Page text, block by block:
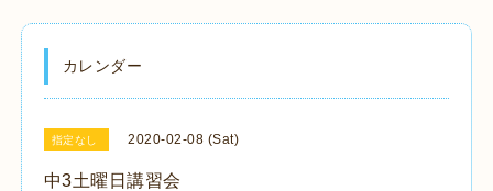
カレンダー
指定なし 2020-02-08 (Sat)
中3土曜日講習会